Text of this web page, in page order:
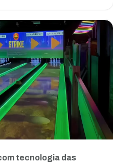
tecnologia das